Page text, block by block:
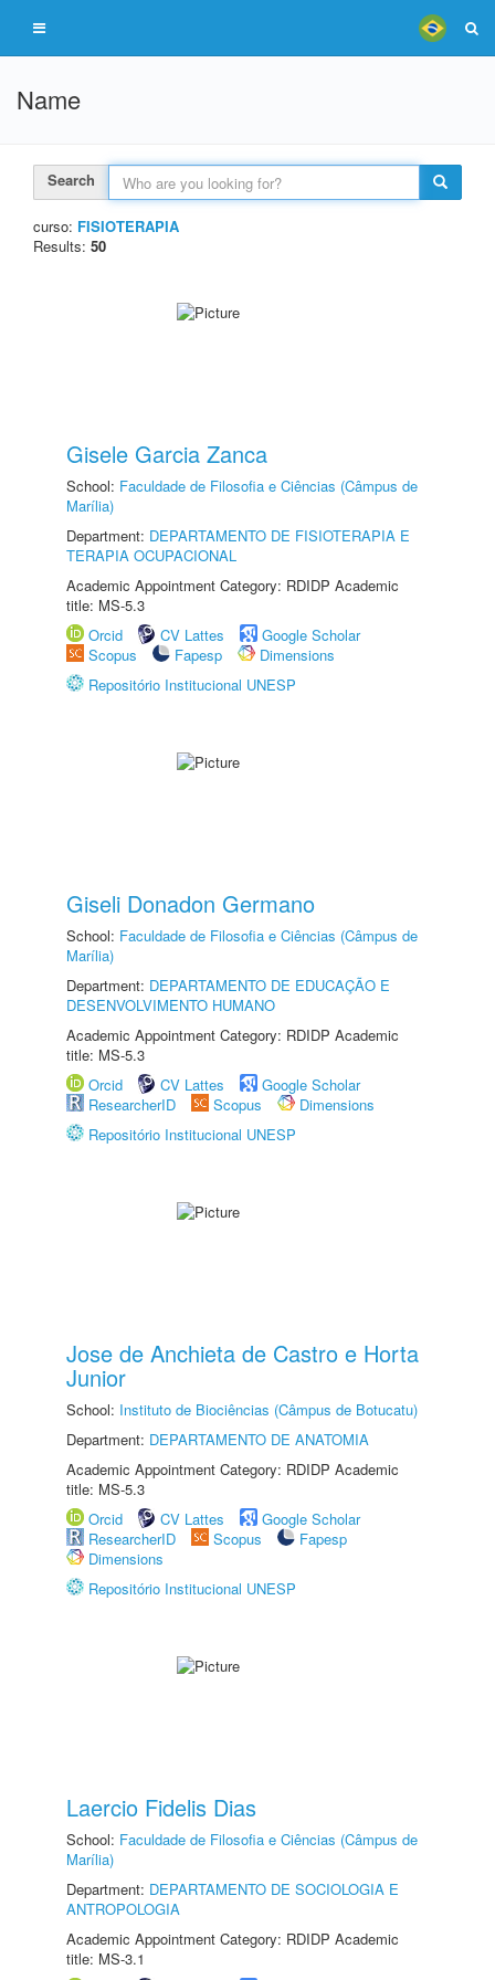
Name
Search
curso: FISIOTERAPIA
Results: 50
Gisele Garcia Zanca
School: Faculdade de Filosofia e Ciências (Câmpus de
Marília)
Department: DEPARTAMENTO DE FISIOTERAPIA E
TERAPIA OCUPACIONAL
Academic Appointment Category: RDIDP Academic
title: MS-5.3
Orcid
CV Lattes
Google Scholar
Scopus
Fapesp
Dimensions
Repositório Institucional UNESP
Giseli Donadon Germano
School: Faculdade de Filosofia e Ciências (Câmpus de
Marília)
Department: DEPARTAMENTO DE EDUCAÇÃO E
DESENVOLVIMENTO HUMANO
Academic Appointment Category: RDIDP Academic
title: MS-5.3
Orcid
CV Lattes
Google Scholar
ResearcherID
Scopus
Dimensions
Repositório Institucional UNESP
Jose de Anchieta de Castro e Horta
Junior
School: Instituto de Biociências (Câmpus de Botucatu)
Department: DEPARTAMENTO DE ANATOMIA
Academic Appointment Category: RDIDP Academic
title: MS-5.3
Orcid
CV Lattes
Google Scholar
ResearcherID
Scopus
Fapesp
Dimensions
Repositório Institucional UNESP
Laercio Fidelis Dias
School: Faculdade de Filosofia e Ciências (Câmpus de
Marília)
Department: DEPARTAMENTO DE SOCIOLOGIA E
ANTROPOLOGIA
Academic Appointment Category: RDIDP Academic
title: MS-3.1